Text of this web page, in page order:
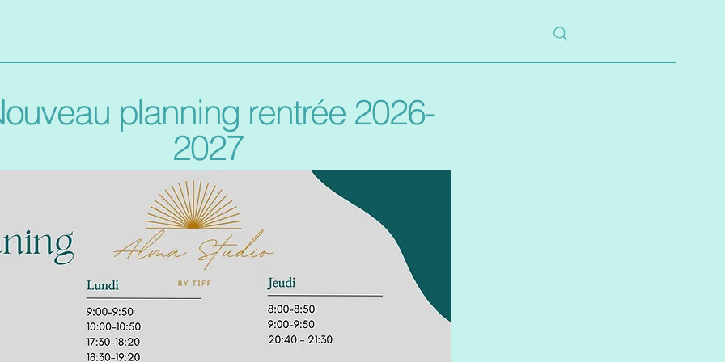
planning rentrée 2026-
2027